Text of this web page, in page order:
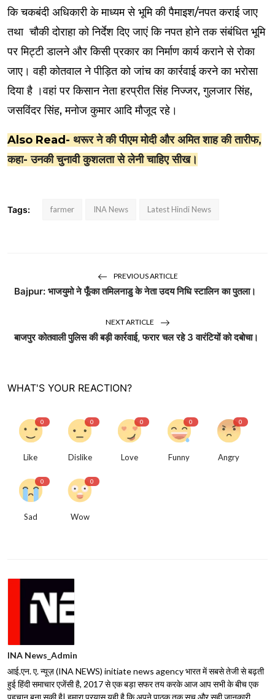
कि चकबंदी अधिकारी के माध्यम से भूमि की पैमाइश/नपत कराई जाए
तथा चौकी दोराहा को निर्देश दिए जाएं कि नपत होने तक संबंधित भूमि
पर मिट्टी डालने और किसी प्रकार का निर्माण कार्य कराने से रोका
जाए। वही कोतवाल ने पीड़ित को जांच का कार्रवाई करने का भरोसा
दिया है ।वहां पर किसान नेता हरप्रीत सिंह निज्जर, गुलजार सिंह,
जसविंदर सिंह, मनोज कुमार आदि मौजूद रहे।
Also Read- थरूर ने की पीएम मोदी और अमित शाह की तारीफ,
कहा- उनकी चुनावी कुशलता से लेनी चाहिए सीख।
Tags: farmer INA News Latest Hindi News
PREVIOUS ARTICLE
Bajpur: भाजयुमो ने फूँका तमिलनाडु के नेता उदय निधि स्टालिन का पुतला।
NEXT ARTICLE
बाजपुर कोतवाली पुलिस की बड़ी कार्रवाई, फरार चल रहे 3 वारंटियों को दबोचा।
WHAT'S YOUR REACTION?
0
Like
0
Dislike
0
Love
0
Funny
0
Angry
0
Sad
0
Wow
INA News_Admin
आई.एन. ए. न्यूज़ (INA NEWS) initiate news agency भारत में सबसे तेजी से बढ़ती
हुई हिंदी समाचार एजेंसी है, 2017 से एक बड़ा सफर तय करके आज आप सभी के बीच एक
पहचान बना सकी है| हमारा प्रयास यही है कि अपने पाठक तक सच और सही जानकारी